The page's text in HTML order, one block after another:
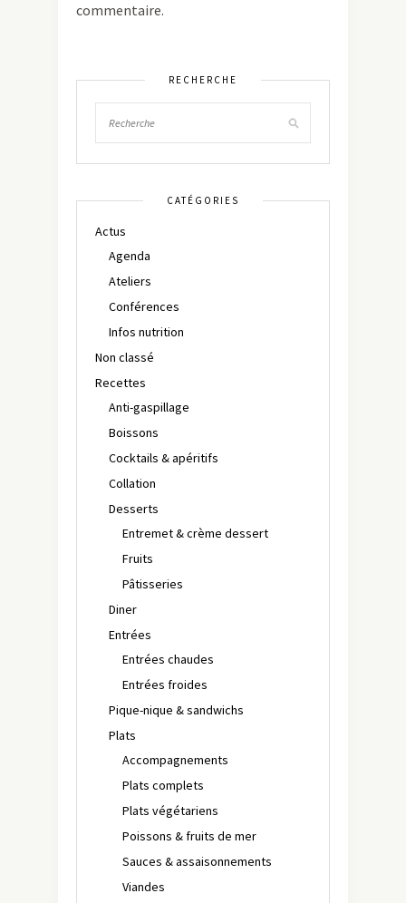
commentaire.
RECHERCHE
CATÉGORIES
Actus
Agenda
Ateliers
Conférences
Infos nutrition
Non classé
Recettes
Anti-gaspillage
Boissons
Cocktails & apéritifs
Collation
Desserts
Entremet & crème dessert
Fruits
Pâtisseries
Diner
Entrées
Entrées chaudes
Entrées froides
Pique-nique & sandwichs
Plats
Accompagnements
Plats complets
Plats végétariens
Poissons & fruits de mer
Sauces & assaisonnements
Viandes